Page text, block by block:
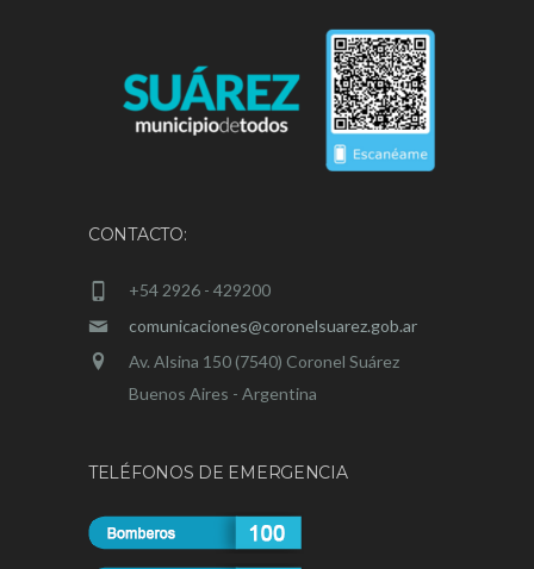
CONTACTO:
+54 2926 - 429200
comunicaciones@coronelsuarez.gob.ar
Av. Alsina 150 (7540) Coronel Suárez
Buenos Aires - Argentina
TELÉFONOS DE EMERGENCIA